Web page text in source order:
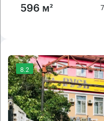
596 м²
8.2